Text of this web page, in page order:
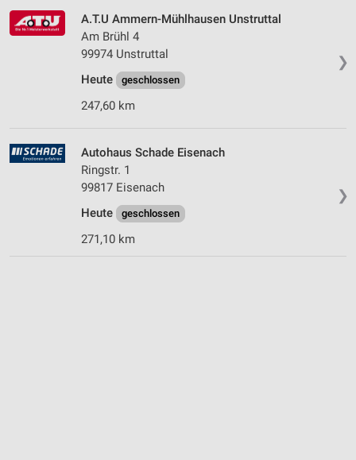
❯
A.T.U Ammern-Mühlhausen Unstruttal
Am Brühl 4
99974 Unstruttal
Heute
geschlossen
247,60 km
❯
Autohaus Schade Eisenach
Ringstr. 1
99817 Eisenach
Heute
geschlossen
271,10 km